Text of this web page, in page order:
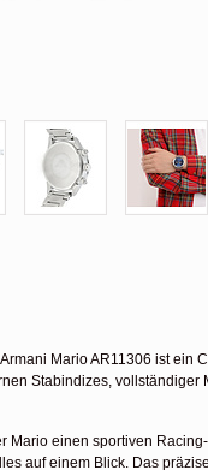
Mario AR11306 ist ein
Stabindizes,
Mario einen sportiven
auf einem Blick. Das